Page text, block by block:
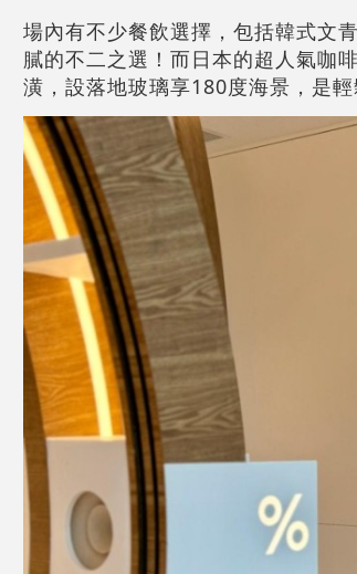
場內有不少餐飲選擇，包括韓式文
膩的不二之選！而日本的超人氣咖
潢，設落地玻璃享180度海景，是輕